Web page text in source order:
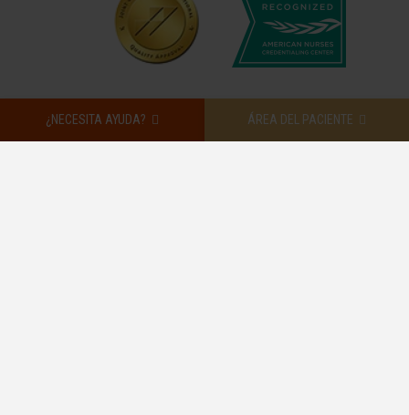
¿NECESITA AYUDA? ÁREA DEL PACIENTE